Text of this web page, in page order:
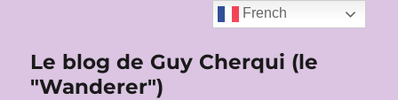
Le blog de Guy Cherqui (le
"Wanderer")
French